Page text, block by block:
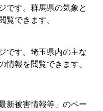
です。群馬県の気象と
覧できます。
です。埼玉県内の主な
情報を閲覧できます。
新被害情報等」のペー